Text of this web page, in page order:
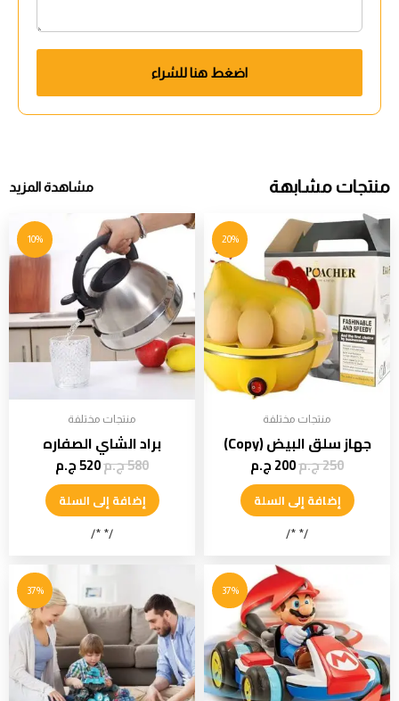
اضغط هنا للشراء
منتجات مشابهة مشاهدة المزيد
20%
منتجات مختلفة
جهاز سلق البيض (Copy)
250ج.م200ج.م
إضافة إلى السلة
/* */
10%
منتجات مختلفة
براد الشاي الصفاره
580ج.م520ج.م
إضافة إلى السلة
/* */
37%
37%